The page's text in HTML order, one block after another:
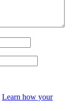
Learn how your